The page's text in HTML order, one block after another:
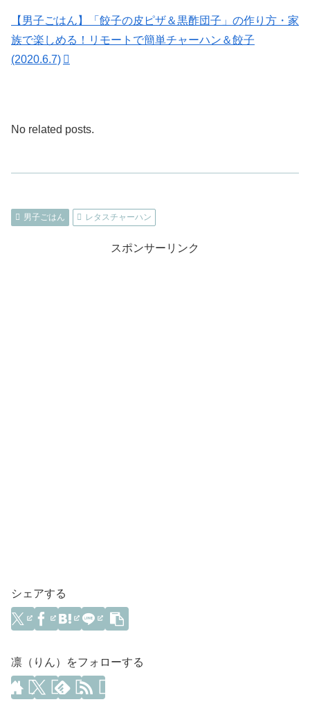
【男子ごはん】「餃子の皮ピザ＆黒酢団子」の作り方・家
族で楽しめる！リモートで簡単チャーハン＆餃子
(2020.6.7)
No related posts.
男子ごはん レタスチャーハン
スポンサーリンク
シェアする
凛（りん）をフォローする